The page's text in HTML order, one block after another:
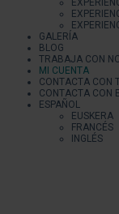
GALERÍA
BLOG
TRABAJA CON
MI CUENTA
CONTACTA CON
CONTACTA CON
ESPAÑOL
EUSKERA
FRANCÉS
INGLÉS